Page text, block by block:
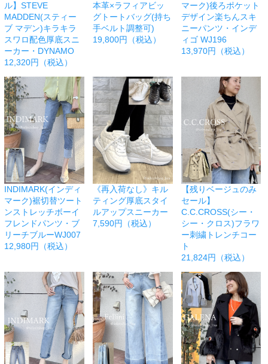
ル】STEVE
MADDEN(スティー
ブ マデン)キラキラ
スワロ配色厚底スニ
ーカー・DYNAMO
12,320円（税込）
本革×ラフィアビッ
グトートバッグ(持ち
手ベルト調整可)
19,800円（税込）
マーク)後ろポケット
デザイン楽ちんスキ
ニーパンツ・インデ
ィゴ WJ196
13,970円（税込）
INDIMARK(インディ
マーク)裾切替ツート
ンストレッチボーイ
フレンドパンツ・ブ
リーチブルーWJ007
12,980円（税込）
《再入荷なし》キル
ティング厚底スタイ
ルアップスニーカー
7,590円（税込）
【残りベージュのみ
セール】
C.C.CROSS(シー・
シー・クロス)フラワ
ー刺繍トレンチコー
ト
21,824円（税込）